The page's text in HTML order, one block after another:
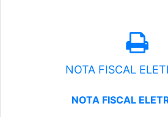
NOTA FISCAL
NOTA FISCAL